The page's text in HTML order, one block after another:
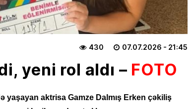
07.07.2026 - 21:45
430
yeni rol aldı – FOTO
yaşayan aktrisa Gamze Dalmış Erken çəkiliş